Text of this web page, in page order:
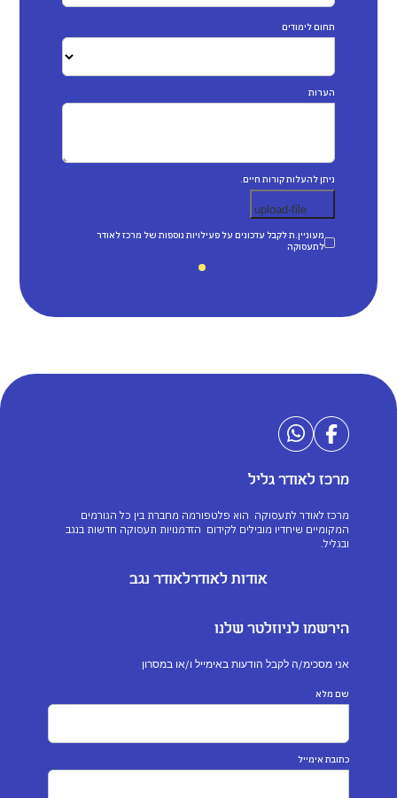
תחום לימודים
הערות
ניתן להעלות קורות חיים.
מעוניין.ת לקבל עדכונים על פעילויות נוספות של מרכז לאודר
לתעסוקה
מרכז לאודר גליל
מרכז לאודר לתעסוקה הוא פלטפורמה מחברת בין כל הגורמים
המקומיים שיחדיו מובילים לקידום הזדמנויות תעסוקה חדשות בנגב
ובגליל.
אודות לאודרלאודר נגב
הירשמו לניוזלטר שלנו
אני מסכימ/ה לקבל הודעות באימייל ו/או במסרון
שם מלא
כתובת אימייל